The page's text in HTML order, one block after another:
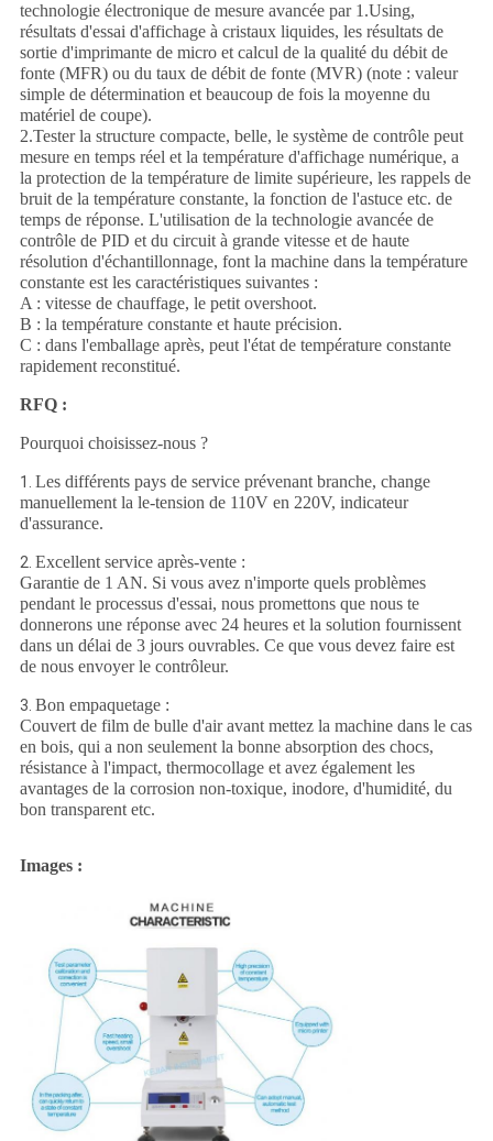
technologie électronique de mesure avancée par 1.Using,
résultats d'essai d'affichage à cristaux liquides, les résultats de
sortie d'imprimante de micro et calcul de la qualité du débit de
fonte (MFR) ou du taux de débit de fonte (MVR) (note : valeur
simple de détermination et beaucoup de fois la moyenne du
matériel de coupe).
2.Tester la structure compacte, belle, le système de contrôle peut
mesure en temps réel et la température d'affichage numérique, a
la protection de la température de limite supérieure, les rappels de
bruit de la température constante, la fonction de l'astuce etc. de
temps de réponse. L'utilisation de la technologie avancée de
contrôle de PID et du circuit à grande vitesse et de haute
résolution d'échantillonnage, font la machine dans la température
constante est les caractéristiques suivantes :
A : vitesse de chauffage, le petit overshoot.
B : la température constante et haute précision.
C : dans l'emballage après, peut l'état de température constante
rapidement reconstitué.
RFQ :
Pourquoi choisissez-nous ?
1. Les différents pays de service prévenant branche, change
manuellement la le-tension de 110V en 220V, indicateur
d'assurance.
2. Excellent service après-vente :
Garantie de 1 AN. Si vous avez n'importe quels problèmes
pendant le processus d'essai, nous promettons que nous te
donnerons une réponse avec 24 heures et la solution fournissent
dans un délai de 3 jours ouvrables. Ce que vous devez faire est
de nous envoyer le contrôleur.
3. Bon empaquetage :
Couvert de film de bulle d'air avant mettez la machine dans le cas
en bois, qui a non seulement la bonne absorption des chocs,
résistance à l'impact, thermocollage et avez également les
avantages de la corrosion non-toxique, inodore, d'humidité, du
bon transparent etc.
Images :